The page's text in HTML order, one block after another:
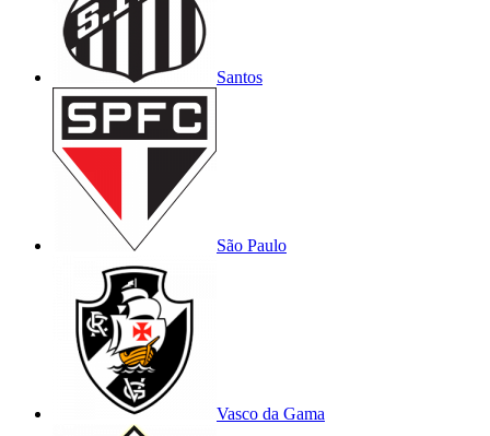
Santos
São Paulo
Vasco da Gama